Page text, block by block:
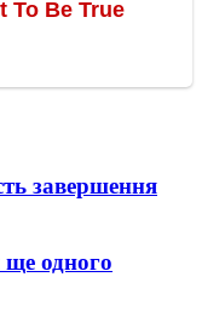
завершення
одного